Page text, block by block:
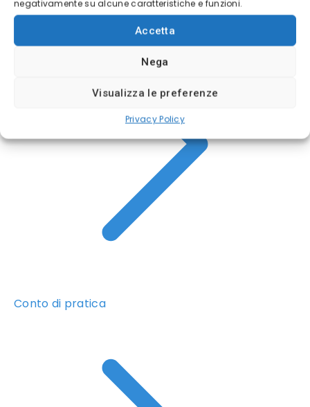
negativamente su alcune caratteristiche e funzioni.
Accetta
Nega
Visualizza le preferenze
Privacy Policy
Conto di pratica